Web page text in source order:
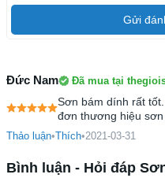
Gửi
Đức Nam Đã mua tại
Sơn bám dính rất
đơn thương hiệu
Thảo luận•Thích•2021-03-31
Bình luận - Hỏi đáp